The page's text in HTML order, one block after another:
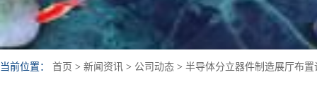
当前位置： 首页 > 新闻资讯 > 公司动态 > 半导体分立器件制造展厅布置